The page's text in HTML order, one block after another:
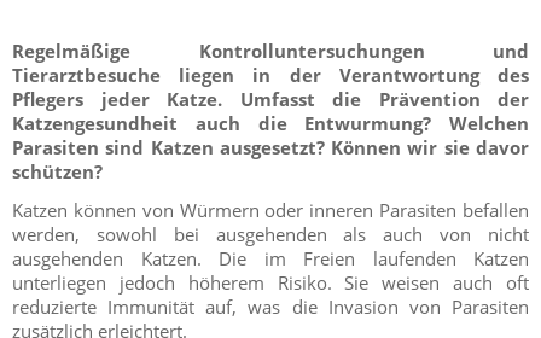
Regelmäßige Kontrolluntersuchungen und
Tierarztbesuche liegen in der Verantwortung des
Pflegers jeder Katze. Umfasst die Prävention der
Katzengesundheit auch die Entwurmung? Welchen
Parasiten sind Katzen ausgesetzt? Können wir sie davor
schützen?
Katzen können von Würmern oder inneren Parasiten befallen
werden, sowohl bei ausgehenden als auch von nicht
ausgehenden Katzen. Die im Freien laufenden Katzen
unterliegen jedoch höherem Risiko. Sie weisen auch oft
reduzierte Immunität auf, was die Invasion von Parasiten
zusätzlich erleichtert.